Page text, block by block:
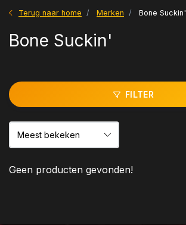
Terug naar home Merken Bone Suckin'
Bone Suckin'
FILTER
Geen producten gevonden!